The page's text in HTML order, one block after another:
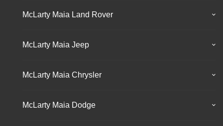
McLarty Maia Land Rover
McLarty Maia Jeep
McLarty Maia Chrysler
McLarty Maia Dodge